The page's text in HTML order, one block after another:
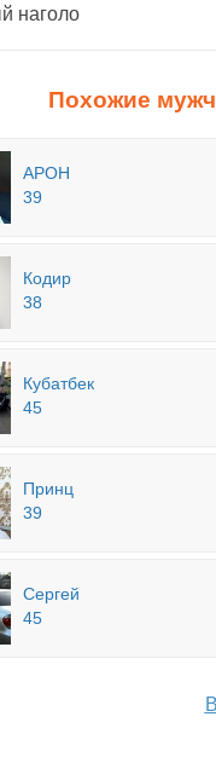
наголо
Похожие
АРОН
39
Кодир
38
Кубатбек
45
Принц
39
Сергей
45